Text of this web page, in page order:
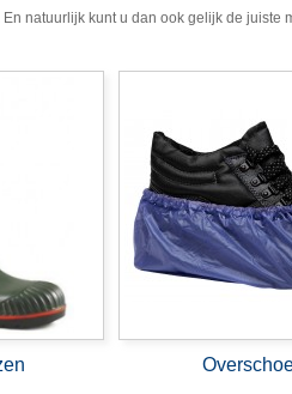
natuurlijk kunt u dan ook gelijk de juiste